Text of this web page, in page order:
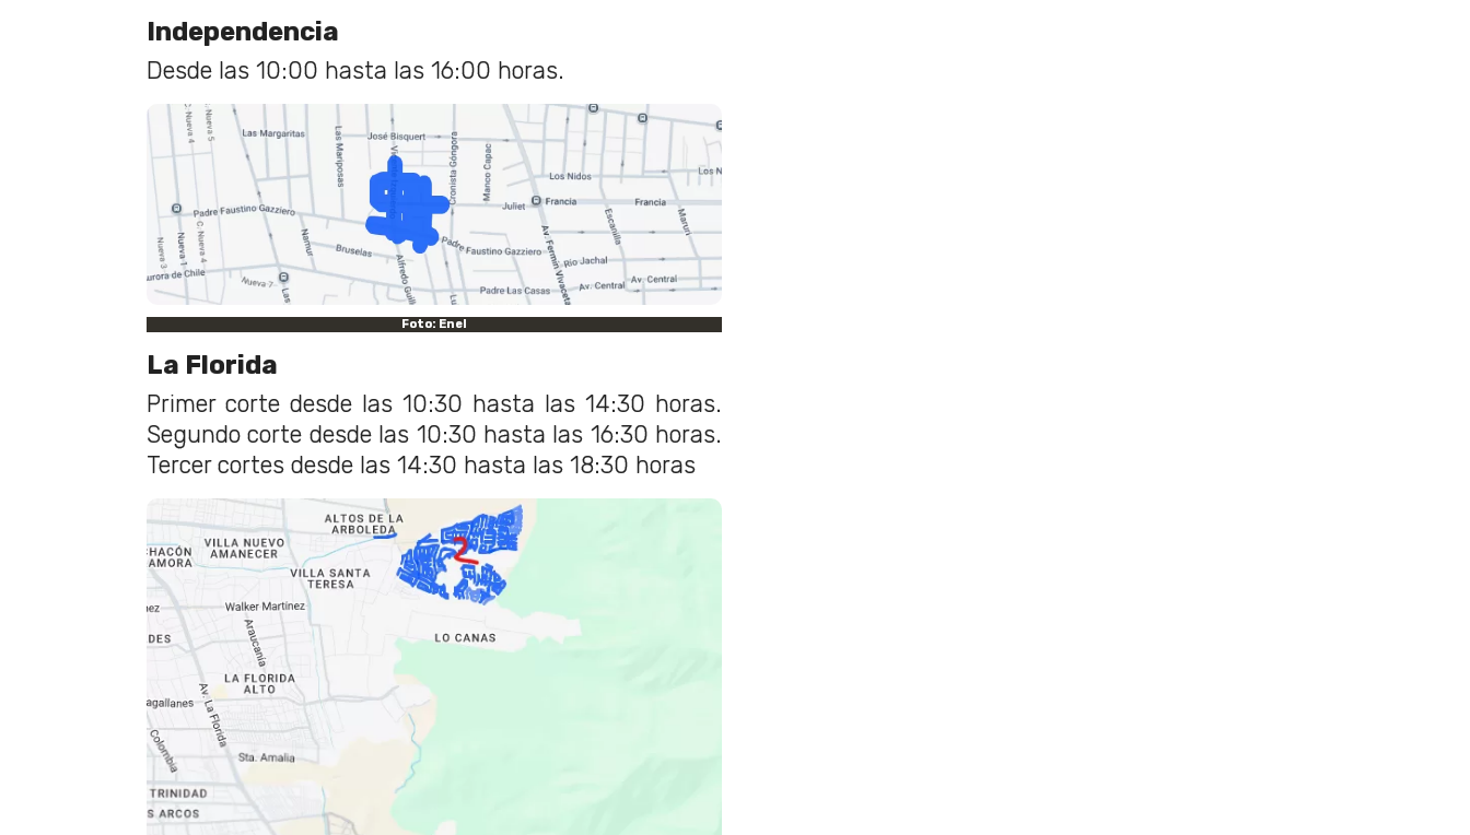
Independencia
Desde las 10:00 hasta las 16:00 horas.
Foto: Enel
La Florida
Primer corte desde las 10:30 hasta las 14:30 horas.
Segundo corte desde las 10:30 hasta las 16:30 horas.
Tercer cortes desde las 14:30 hasta las 18:30 horas